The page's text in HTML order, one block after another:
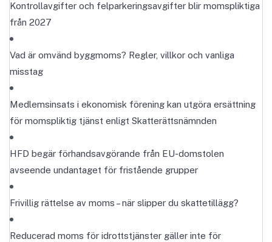
Kontrollavgifter och felparkeringsavgifter blir momspliktiga
från 2027
Vad är omvänd byggmoms? Regler, villkor och vanliga
misstag
Medlemsinsats i ekonomisk förening kan utgöra ersättning
för momspliktig tjänst enligt Skatterättsnämnden
HFD begär förhandsavgörande från EU-domstolen
avseende undantaget för fristående grupper
Frivillig rättelse av moms – när slipper du skattetillägg?
Reducerad moms för idrottstjänster gäller inte för